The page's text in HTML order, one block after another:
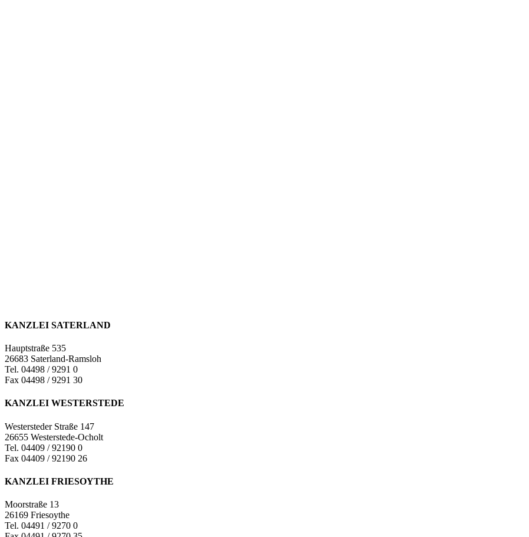
KANZLEI SATERLAND
Hauptstraße 535
26683 Saterland-Ramsloh
Tel. 04498 / 9291 0
Fax 04498 / 9291 30
KANZLEI WESTERSTEDE
Westersteder Straße 147
26655 Westerstede-Ocholt
Tel. 04409 / 92190 0
Fax 04409 / 92190 26
KANZLEI FRIESOYTHE
Moorstraße 13
26169 Friesoythe
Tel. 04491 / 9270 0